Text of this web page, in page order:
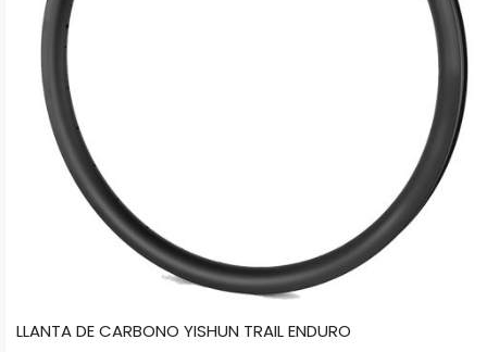
LLANTA DE CARBONO YISHUN TRAIL ENDURO
pueden
página
producto